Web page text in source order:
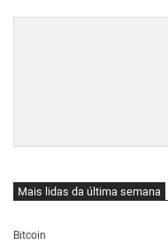
Mais lidas da última semana
Bitcoin